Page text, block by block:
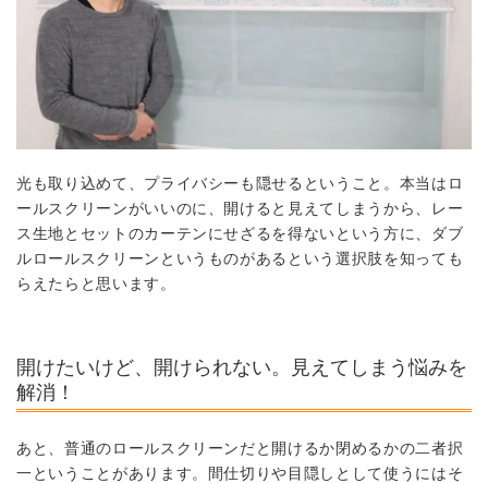
光も取り込めて、プライバシーも隠せる ということ。本当はロ
ールスクリーンがいいのに、 開けると見えてしまうから、レー
ス生地とセットのカーテンにせざるを得ないという方に、ダブ
ルロールスクリーンというものがあるという選択肢を知っても
らえたらと思います。
開けたいけど、開けられない。見えてしまう悩みを
解消！
あと、普通のロールスクリーンだと 開けるか閉めるかの二者択
一ということがあります。間仕切りや目隠しとして使うにはそ